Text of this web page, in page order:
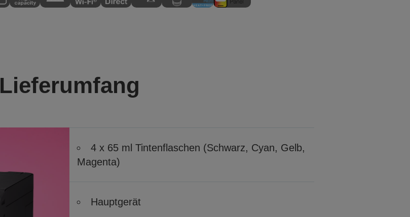
Lieferumfang
4 x 65 ml Tintenflaschen (Schwarz, Cyan, Gelb,
Magenta)
Hauptgerät